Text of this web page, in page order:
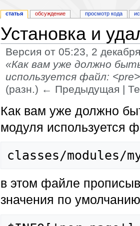
Установка и
Версия от 05:23, 2
«Как вам уже должно
используется файл:
(разн.) ← Предыдущая |
Как вам уже должно
модуля используется
в этом файле
значения по
статья обсуждение просмотр кода